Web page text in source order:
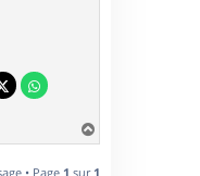
a
• Page 1 sur 1